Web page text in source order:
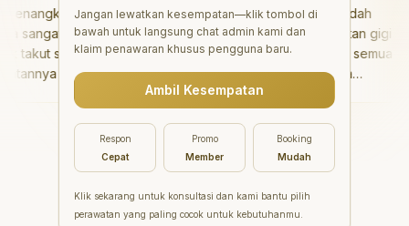
baik
sama
tidak
setelahnya.
"Aesthetic Pondok Indah
menawarkan perawatan gigi
yang luar biasa untuk semua
orang. Dokter giginya
profesional, ramah, dan
meluangkan waktu untuk
mengedukasi pasien tentang
kesehatan gigi dan mulut
yang baik. Klinik ini terletak di
daerah yang strategis,
sehingga nyaman untuk
Jangan lewatkan kesempatan—klik tombol di
bawah untuk langsung chat admin kami dan
klaim penawaran khusus pengguna baru.
Ambil Kesempatan
Respon
Cepat
Promo
Member
Booking
Mudah
Klik sekarang untuk konsultasi dan kami bantu pilih
perawatan yang paling cocok untuk kebutuhanmu.